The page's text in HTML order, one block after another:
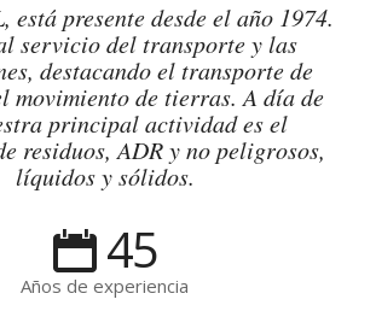
está presente desde el año 1974.
servicio del transporte y las
destacando el transporte de
movimiento de tierras. A día de
principal actividad es el
residuos, ADR y no peligrosos,
líquidos y sólidos.
45
Años de experiencia